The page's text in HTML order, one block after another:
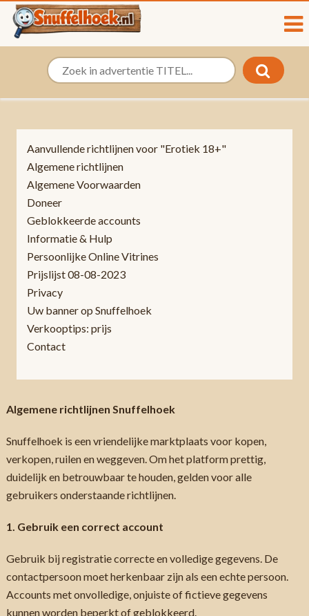
Aanvullende richtlijnen voor "Erotiek 18+"
Algemene richtlijnen
Algemene Voorwaarden
Doneer
Geblokkeerde accounts
Informatie & Hulp
Persoonlijke Online Vitrines
Prijslijst 08-08-2023
Privacy
Uw banner op Snuffelhoek
Verkooptips: prijs
Contact
Algemene richtlijnen Snuffelhoek
Snuffelhoek is een vriendelijke marktplaats voor kopen,
verkopen, ruilen en weggeven. Om het platform prettig,
duidelijk en betrouwbaar te houden, gelden voor alle
gebruikers onderstaande richtlijnen.
1. Gebruik een correct account
Gebruik bij registratie correcte en volledige gegevens. De
contactpersoon moet herkenbaar zijn als een echte persoon.
Accounts met onvolledige, onjuiste of fictieve gegevens
kunnen worden beperkt of geblokkeerd.